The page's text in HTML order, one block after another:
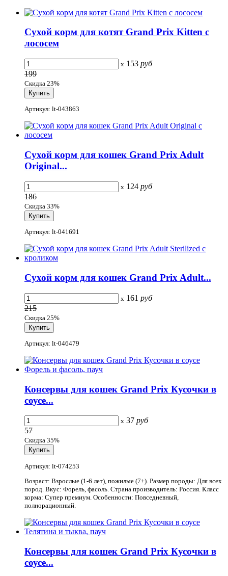
Сухой корм для котят Grand Prix Kitten с
лососем
x 153 руб
199
Скидка 23%
Артикул: lt-043863
Сухой корм для кошек Grand Prix Adult
Original...
x 124 руб
186
Скидка 33%
Артикул: lt-041691
Сухой корм для кошек Grand Prix Adult...
x 161 руб
215
Скидка 25%
Артикул: lt-046479
Консервы для кошек Grand Prix Кусочки в
соусе...
x 37 руб
57
Скидка 35%
Артикул: lt-074253
Возраст: Взрослые (1-6 лет), пожилые (7+). Размер породы: Для всех
пород. Вкус: Форель, фасоль. Страна производитель: Россия. Класс
корма: Супер премиум. Особенности: Повседневный,
полнорационный.
Консервы для кошек Grand Prix Кусочки в
соусе...